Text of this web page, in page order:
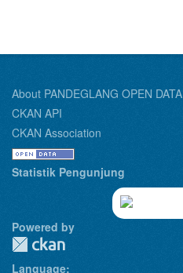
About PANDEGLANG OPEN DATA
CKAN API
CKAN Association
Statistik Pengunjung
Powered by
Language